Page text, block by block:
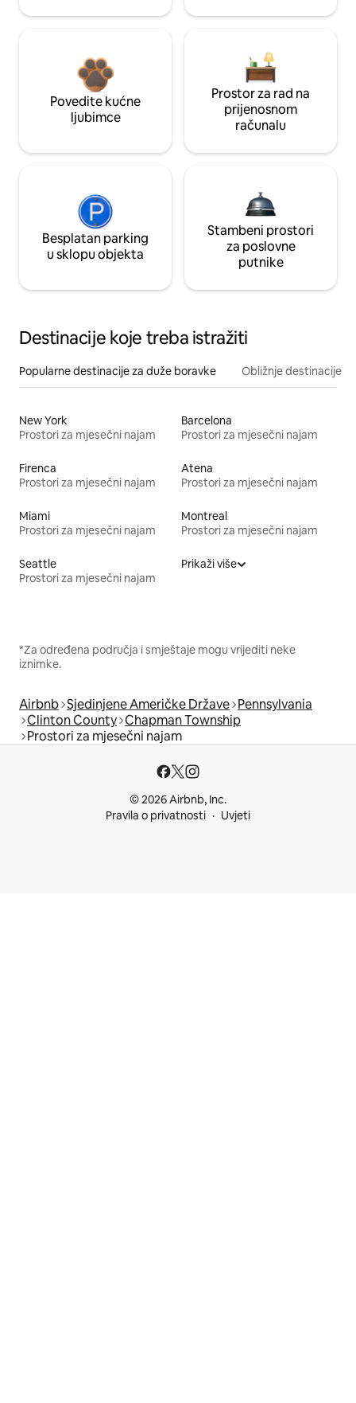
Povedite kućne
ljubimce
Prostor za rad na
prijenosnom
računalu
Besplatan parking
u sklopu objekta
Stambeni prostori
za poslovne
putnike
Destinacije koje treba istražiti
Popularne destinacije za duže boravke Obližnje destinacije
New York
Prostori za mjesečni najam
Barcelona
Prostori za mjesečni najam
Firenca
Prostori za mjesečni najam
Atena
Prostori za mjesečni najam
Miami
Prostori za mjesečni najam
Montreal
Prostori za mjesečni najam
Seattle
Prostori za mjesečni najam
Prikaži više
*Za određena područja i smještaje mogu vrijediti neke
iznimke.
Airbnb Sjedinjene Američke Države Pennsylvania
Clinton County Chapman Township
Prostori za mjesečni najam
© 2026 Airbnb, Inc.
Pravila o privatnosti
Uvjeti